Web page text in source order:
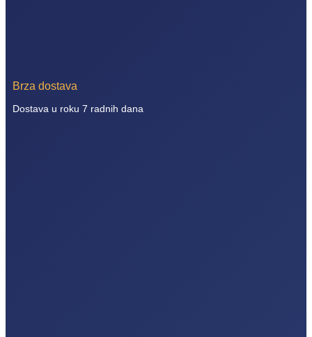
Brza dostava
Dostava u roku 7 radnih dana